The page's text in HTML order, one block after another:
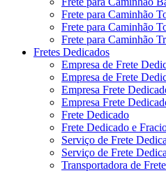
Frete para Caminhão
Frete para Caminhão
Frete para Caminhão
Fretes Dedicados
Empresa de Frete
Empresa de Frete
Empresa Frete
Empresa Frete
Frete Dedicado
Frete Dedicado e
Serviço de Frete
Serviço de Frete
Transportadora de